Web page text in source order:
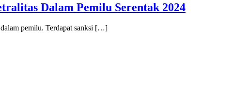
Dalam Pemilu Serentak 2024
dalam pemilu. Terdapat sanksi […]